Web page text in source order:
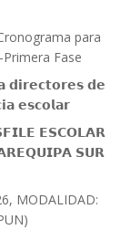
para
Fase
𝗱𝗶𝗿𝗲𝗰𝘁𝗼𝗿𝗲𝘀 𝗱𝗲
𝗲𝘀𝗰𝗼𝗹𝗮𝗿
𝗘𝗦𝗖𝗢𝗟𝗔𝗥
𝗦𝗨𝗥
MODALIDAD: